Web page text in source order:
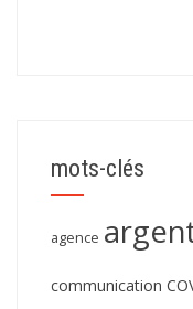
mots-clés
agence
communication